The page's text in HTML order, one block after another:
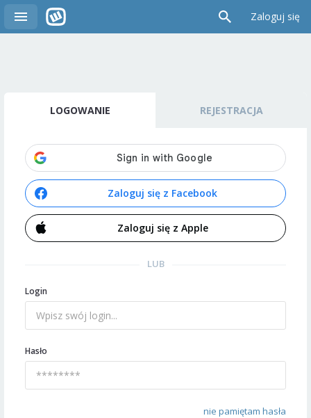
Zaloguj się
LOGOWANIE REJESTRACJA
Zaloguj się z Facebook
Zaloguj się z Apple
LUB
Login
Hasło
nie pamiętam hasła